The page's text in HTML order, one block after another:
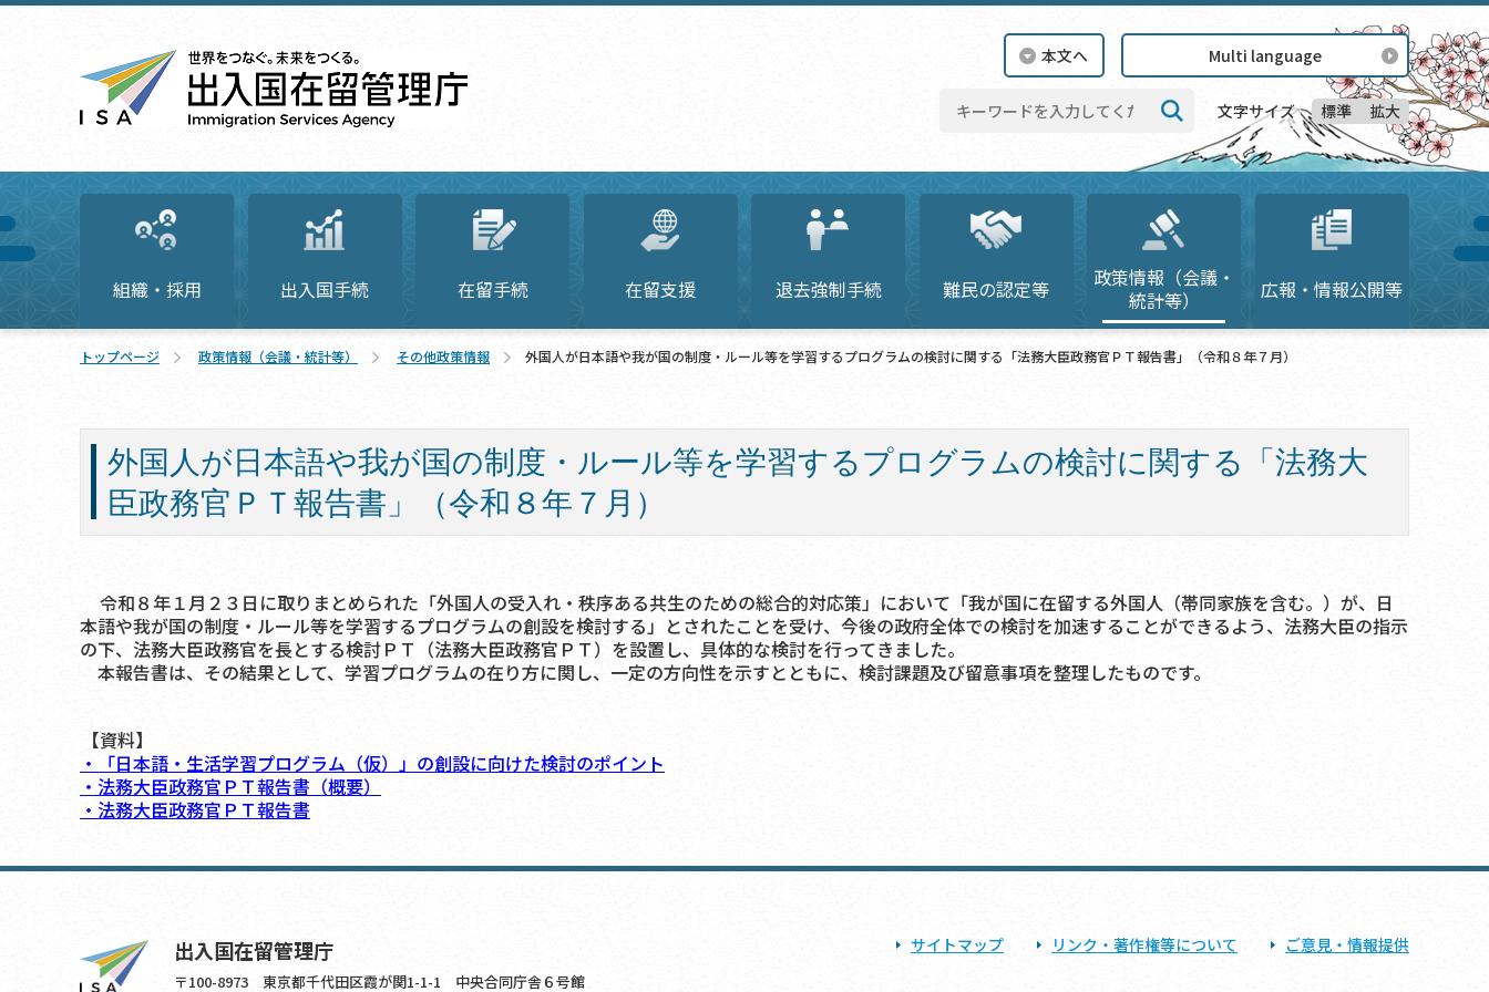
本文へ Multi language
検索 文字サイズ 標準 拡大
組織・採用 出入国手続 在留手続 在留支援 退去強制手続 難民の認定等
政策情報（会議・
統計等）
広報・情報公開等
トップページ 政策情報（会議・統計等） その他政策情報 外国人が日本語や我が国の制度・ルール等を学習するプログラムの検討に関する「法務大臣政務官ＰＴ報告書」（令和８年７月）
外国人が日本語や我が国の制度・ルール等を学習するプログラムの検討に関する「法務大
臣政務官ＰＴ報告書」（令和８年７月）
令和８年１月２３日に取りまとめられた「外国人の受入れ・秩序ある共生のための総合的対応策」において「我が国に在留する外国人（帯同家族を含む。）が、日
本語や我が国の制度・ルール等を学習するプログラムの創設を検討する」とされたことを受け、今後の政府全体での検討を加速することができるよう、法務大臣の指示
の下、法務大臣政務官を長とする検討ＰＴ（法務大臣政務官ＰＴ）を設置し、具体的な検討を行ってきました。
本報告書は、その結果として、学習プログラムの在り方に関し、一定の方向性を示すとともに、検討課題及び留意事項を整理したものです。
【資料】
・「日本語・生活学習プログラム（仮）」の創設に向けた検討のポイント
・法務大臣政務官ＰＴ報告書（概要）
・法務大臣政務官ＰＴ報告書
サイトマップ リンク・著作権等について ご意見・情報提供
出入国在留管理庁
〒100-8973 東京都千代田区霞が関1-1-1 中央合同庁舎６号館